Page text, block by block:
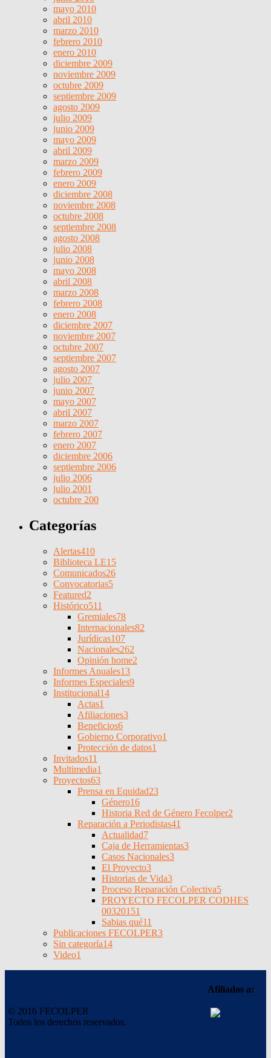
mayo 2010
abril 2010
marzo 2010
febrero 2010
enero 2010
diciembre 2009
noviembre 2009
octubre 2009
septiembre 2009
agosto 2009
julio 2009
junio 2009
mayo 2009
abril 2009
marzo 2009
febrero 2009
enero 2009
diciembre 2008
noviembre 2008
octubre 2008
septiembre 2008
agosto 2008
julio 2008
junio 2008
mayo 2008
abril 2008
marzo 2008
febrero 2008
enero 2008
diciembre 2007
noviembre 2007
octubre 2007
septiembre 2007
agosto 2007
julio 2007
junio 2007
mayo 2007
abril 2007
marzo 2007
febrero 2007
enero 2007
diciembre 2006
septiembre 2006
julio 2006
julio 2001
octubre 200
Categorías
Alertas410
Biblioteca LE15
Comunicados26
Convocatorias5
Featured2
Histórico511
Gremiales78
Internacionales82
Jurídicas107
Nacionales262
Opinión home2
Informes Anuales13
Informes Especiales9
Institucional14
Actas1
Afiliaciones3
Beneficios6
Gobierno Corporativo1
Protección de datos1
Invitados11
Multimedia1
Proyectos63
Prensa en Equidad23
Género16
Historia Red de Género Fecolper2
Reparación a Periodistas41
Actualidad7
Caja de Herramientas3
Casos Nacionales3
El Proyecto3
Historias de Vida3
Proceso Reparación Colectiva5
PROYECTO FECOLPER CODHES
00320151
Sabias qué11
Publicaciones FECOLPER3
Sin categoría14
Video1
© 2016 FECOLPER
Todos los derechos reservados.
Afiliados a: